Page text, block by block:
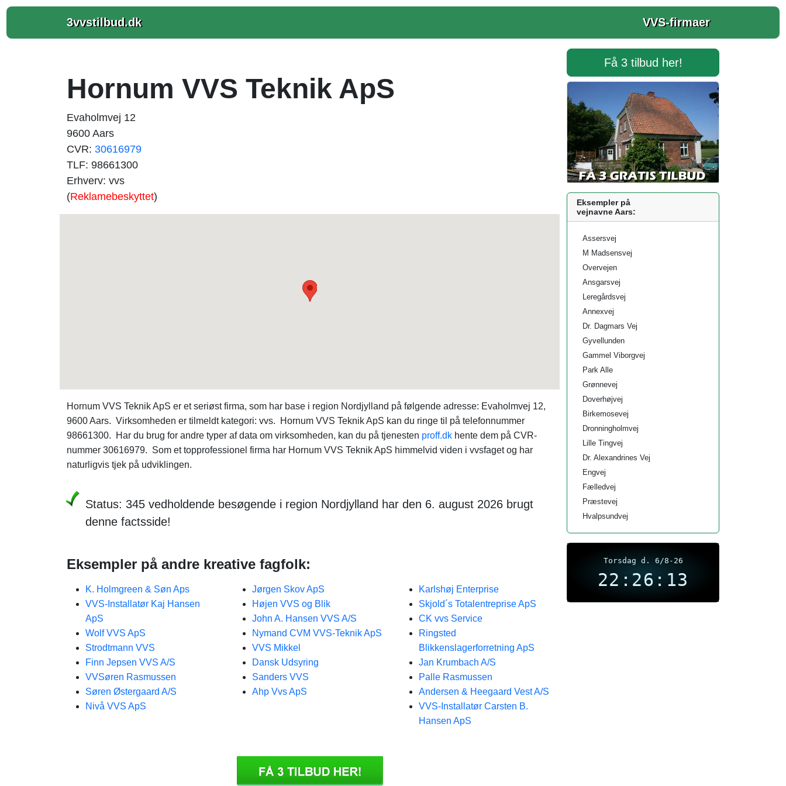
3vvstilbud.dk VVS-firmaer
Hornum VVS Teknik ApS
Evaholmvej 12
9600 Aars
CVR: 30616979
TLF: 98661300
Erhverv: vvs
(Reklamebeskyttet)
Hornum VVS Teknik ApS er et seriøst firma, som har base i region Nordjylland på følgende adresse: Evaholmvej 12,
9600 Aars. Virksomheden er tilmeldt kategori: vvs. Hornum VVS Teknik ApS kan du ringe til på telefonnummer
98661300. Har du brug for andre typer af data om virksomheden, kan du på tjenesten proff.dk hente dem på CVR-
nummer 30616979. Som et topprofessionel firma har Hornum VVS Teknik ApS himmelvid viden i vvsfaget og har
naturligvis tjek på udviklingen.
Status: 345 vedholdende besøgende i region Nordjylland har den 6. august 2026 brugt
denne factsside!
Eksempler på andre kreative fagfolk:
K. Holmgreen & Søn Aps
VVS-Installatør Kaj Hansen
ApS
Wolf VVS ApS
Strodtmann VVS
Finn Jepsen VVS A/S
VVSøren Rasmussen
Søren Østergaard A/S
Nivå VVS ApS
Jørgen Skov ApS
Højen VVS og Blik
John A. Hansen VVS A/S
Nymand CVM VVS-Teknik ApS
VVS Mikkel
Dansk Udsyring
Sanders VVS
Ahp Vvs ApS
Karlshøj Enterprise
Skjold´s Totalentreprise ApS
CK vvs Service
Ringsted
Blikkenslagerforretning ApS
Jan Krumbach A/S
Palle Rasmussen
Andersen & Heegaard Vest A/S
VVS-Installatør Carsten B.
Hansen ApS
Få 3 tilbud her!
Eksempler på
vejnavne Aars:
Assersvej
M Madsensvej
Overvejen
Ansgarsvej
Leregårdsvej
Annexvej
Dr. Dagmars Vej
Gyvellunden
Gammel Viborgvej
Park Alle
Grønnevej
Doverhøjvej
Birkemosevej
Dronningholmvej
Lille Tingvej
Dr. Alexandrines Vej
Engvej
Fælledvej
Præstevej
Hvalpsundvej
Torsdag d. 6/8-26
22:26:13